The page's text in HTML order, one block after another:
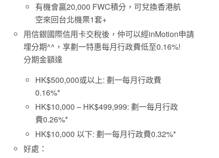
有機會贏20,000 FWC積分，可兌換香港航
空來回台北機票1套+
用信銀國際信用卡交稅後，仲可以經inMotion申請
埋分期^^，享劃一特惠每月行政費低至0.16%!
分期金額達
HK$500,000或以上: 劃一每月行政費
0.16%*
HK$10,000 – HK$499,999: 劃一每月行政
費0.26%*
HK$10,000 以下: 劃一每月行政費0.32%*
好處：